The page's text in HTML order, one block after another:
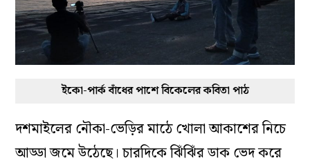
ইকো-পার্ক বাঁধের পাশে বিকেলের কবিতা পাঠ
দশমাইলের নৌকা-ভেড়ির মাঠে খোলা আকাশের নিচে
আড্ডা জমে উঠেছে। চারদিকে ঝিঁঝিঁর ডাক ভেদ করে